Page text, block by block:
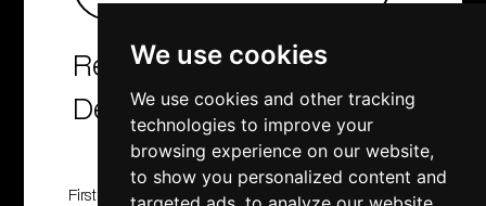
We use cookies
We use cookies and other tracking
technologies to improve your
browsing experience on our website,
to show you personalized content and
Real Estate Agency &
Developers
First Class Homes, Developing , Investment and